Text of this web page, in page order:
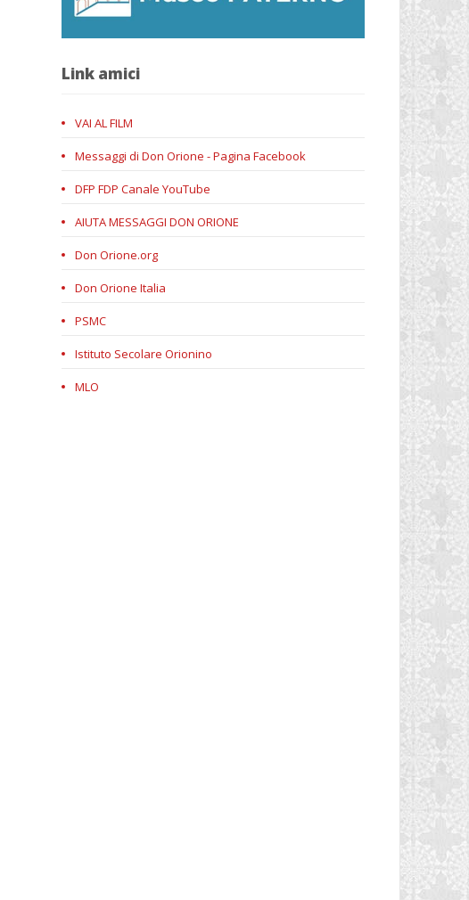
Link amici
VAI AL FILM
Messaggi di Don Orione - Pagina Facebook
DFP FDP Canale YouTube
AIUTA MESSAGGI DON ORIONE
Don Orione.org
Don Orione Italia
PSMC
Istituto Secolare Orionino
MLO